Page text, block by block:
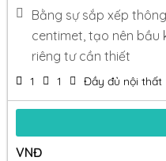
Bằng sự sắp xếp
centimet, tạo nên bầu
riêng tư cần thiết
1 1 Đầy đủ nội thất
VNĐ